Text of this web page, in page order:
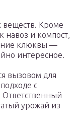
веществ. Кроме
навоз и компост,
клюквы —
интересное.
вызовом для
с
урожай из